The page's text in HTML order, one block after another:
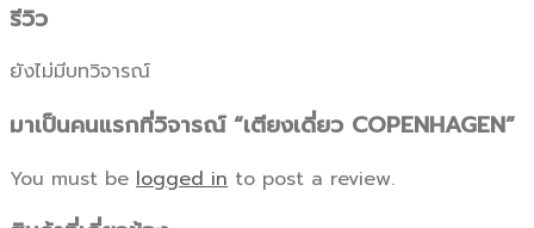
รีวิว
ยังไม่มีบทวิจารณ์
มาเป็นคนแรกที่วิจารณ์ “เตียงเดี่ยว COPENHAGEN”
You must be logged in to post a review.